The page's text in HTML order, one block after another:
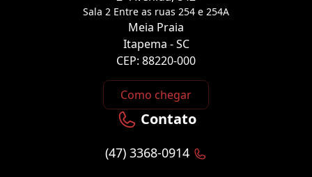
Sala 2 Entre as ruas 254 e 254A
Meia Praia
Itapema - SC
CEP: 88220-000
Como chegar
Contato
(47) 3368-0914